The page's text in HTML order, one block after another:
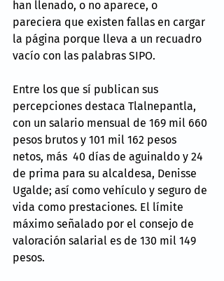
han llenado, o no aparece, o
pareciera que existen fallas en cargar
la página porque lleva a un recuadro
vacío con las palabras SIPO.
Entre los que sí publican sus
percepciones destaca Tlalnepantla,
con un salario mensual de 169 mil 660
pesos brutos y 101 mil 162 pesos
netos, más  40 días de aguinaldo y 24
de prima para su alcaldesa, Denisse
Ugalde; así como vehículo y seguro de
vida como prestaciones. El límite
máximo señalado por el consejo de
valoración salarial es de 130 mil 149
pesos.